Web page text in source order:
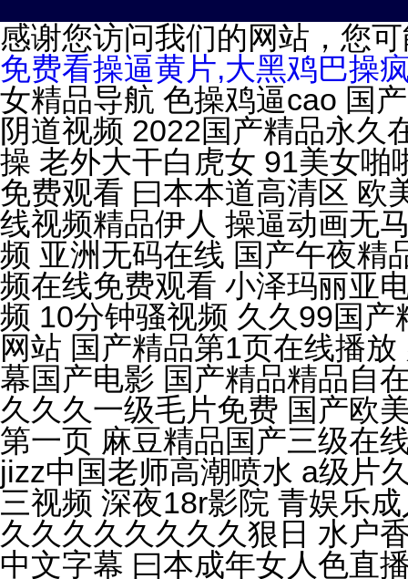
感谢您访问我们的网站，您
免费看操逼黄片,大黑鸡巴操